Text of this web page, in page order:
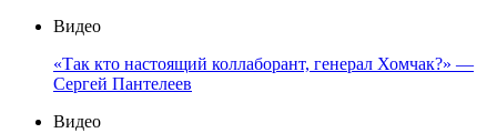
Видео
«Так кто настоящий коллаборант, генерал Хомчак?» —
Сергей Пантелеев
Видео